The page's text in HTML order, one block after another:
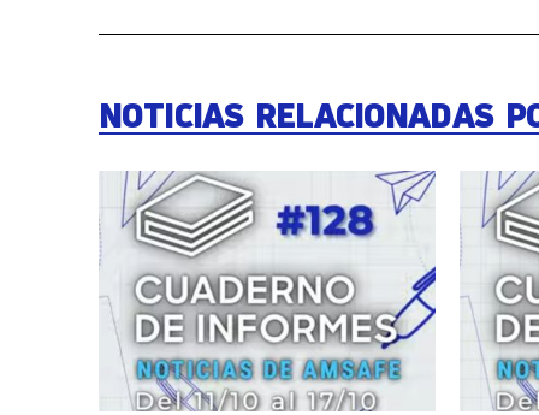
NOTICIAS RELACIONADAS